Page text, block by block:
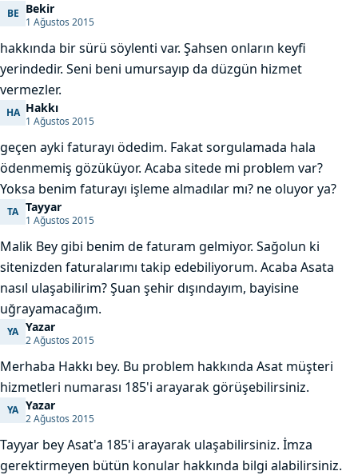
BEBekir
Bekir
1 Ağustos 2015
hakkında bir sürü söylenti var. Şahsen onların keyfi
yerindedir. Seni beni umursayıp da düzgün hizmet
vermezler.
HA
Hakkı
Hakkı
1 Ağustos 2015
geçen ayki faturayı ödedim. Fakat sorgulamada hala
ödenmemiş gözüküyor. Acaba sitede mi problem var?
Yoksa benim faturayı işleme almadılar mı? ne oluyor ya?
TATayyar
Tayyar
1 Ağustos 2015
Malik Bey gibi benim de faturam gelmiyor. Sağolun ki
sitenizden faturalarımı takip edebiliyorum. Acaba Asata
nasıl ulaşabilirim? Şuan şehir dışındayım, bayisine
uğrayamacağım.
YAYazar
Yazar
2 Ağustos 2015
Merhaba Hakkı bey. Bu problem hakkında Asat müşteri
hizmetleri numarası 185'i arayarak görüşebilirsiniz.
YAYazar
Yazar
2 Ağustos 2015
Tayyar bey Asat'a 185'i arayarak ulaşabilirsiniz. İmza
gerektirmeyen bütün konular hakkında bilgi alabilirsiniz.